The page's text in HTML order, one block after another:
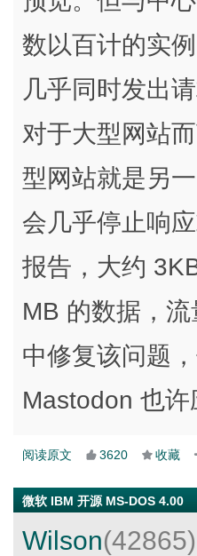
数以百计的实
几乎同时发出
对于大型网站
型网站就是另
会几乎停止响
报告，大约
MB 的数据，
中修复该问题
Mastodon 也
阅读原文 3620 收藏
微软 IBM 开源 MS-DOS 4.00
Wilson(42865)